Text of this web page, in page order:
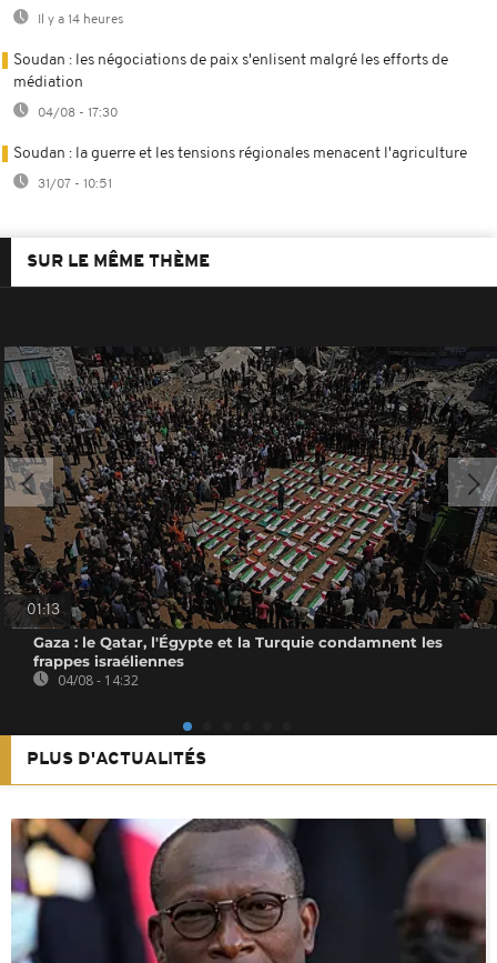
Il y a 14 heures
Soudan : les négociations de paix s'enlisent malgré les efforts de
médiation
04/08 - 17:30
Soudan : la guerre et les tensions régionales menacent l'agriculture
31/07 - 10:51
SUR LE MÊME THÈME
01:13
Gaza : le Qatar, l'Égypte et la Turquie condamnent les
frappes israéliennes
04/08 - 14:32
PLUS D'ACTUALITÉS